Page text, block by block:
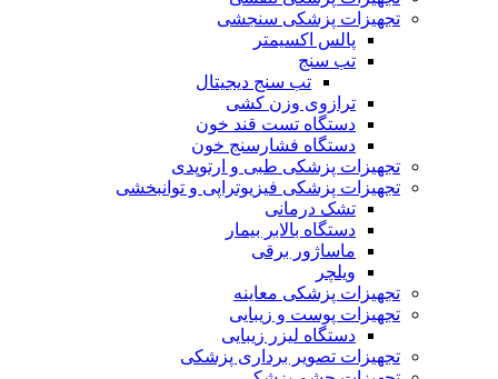
تجهیزات پزشکی سنجشی
پالس اکسیمتر
تب سنج
تب سنج دیجیتال
ترازوی وزن کشی
دستگاه تست قند خون
دستگاه فشارسنج خون
تجهیزات پزشکی طبی و ارتوپدی
تجهیزات پزشکی فیزیوتراپی و توانبخشی
تشک درمانی
دستگاه بالابر بیمار
ماساژور برقی
ویلچر
تجهیزات پزشکی معاینه
تجهیزات پوست و زیبایی
دستگاه لیزر زیبایی
تجهیزات تصویر برداری پزشکی